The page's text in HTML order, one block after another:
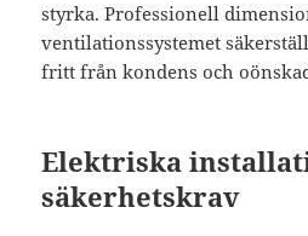
styrka. Professionell
ventilationssystemet
fritt från kondens och
Elektriska
säkerhetskrav